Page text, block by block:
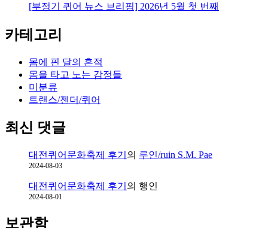
[부정기 퀴어 뉴스 브리핑] 2026년 5월 첫 번째
카테고리
몸에 핀 달의 흔적
몸을 타고 노는 감정들
미분류
트랜스/젠더/퀴어
최신 댓글
대전퀴어문화축제 후기 의 루인/ruin S.M. Pae
2024-08-03
대전퀴어문화축제 후기 의 행인
2024-08-01
보관함